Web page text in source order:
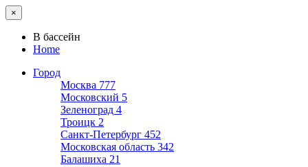
×
В бассейн
Home
Город
Москва 777
Московский 5
Зеленоград 4
Троицк 2
Санкт-Петербург 452
Московская область 342
Балашиха 21